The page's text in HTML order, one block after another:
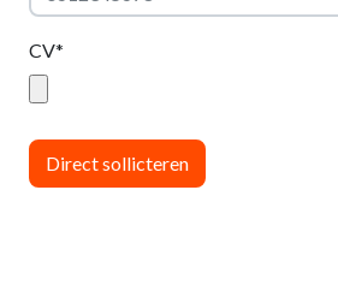
CV*
Direct sollicteren